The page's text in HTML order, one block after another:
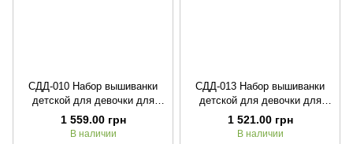
СДД-010 Набор вышиванки
детской для девочки для
вышивания бисером
1 559.00 грн
В наличии
СДД-013 Набор вышиванки
детской для девочки для
вышивания бисером
1 521.00 грн
В наличии